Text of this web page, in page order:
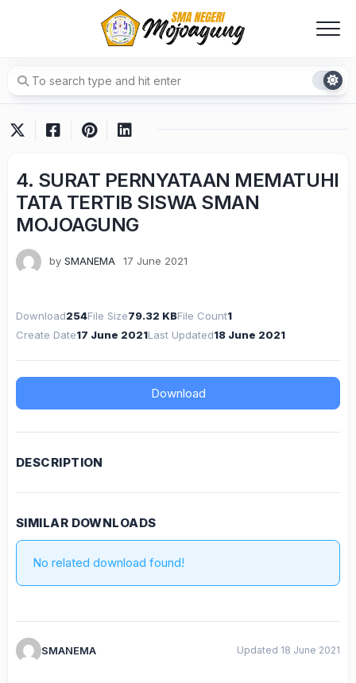
4. SURAT PERNYATAAN MEMATUHI
TATA TERTIB SISWA SMAN
MOJOAGUNG
by SMANEMA 17 June 2021
Download254File Size79.32 KBFile Count1
Create Date17 June 2021Last Updated18 June 2021
Download
DESCRIPTION
SIMILAR DOWNLOADS
No related download found!
SMANEMA Updated 18 June 2021